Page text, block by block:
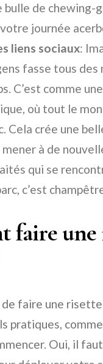
bulle de chewing-
journée
liens sociaux:
fasse tous
C’est comme
où tout le
Cela crée une
à de
qui se
c’est
faire une
faire une risette
pratiques,
Oui, il